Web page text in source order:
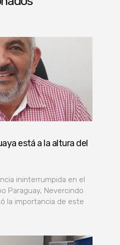
está a la altura del
ininterrumpida en el
Paraguay, Nevercindo
la importancia de este